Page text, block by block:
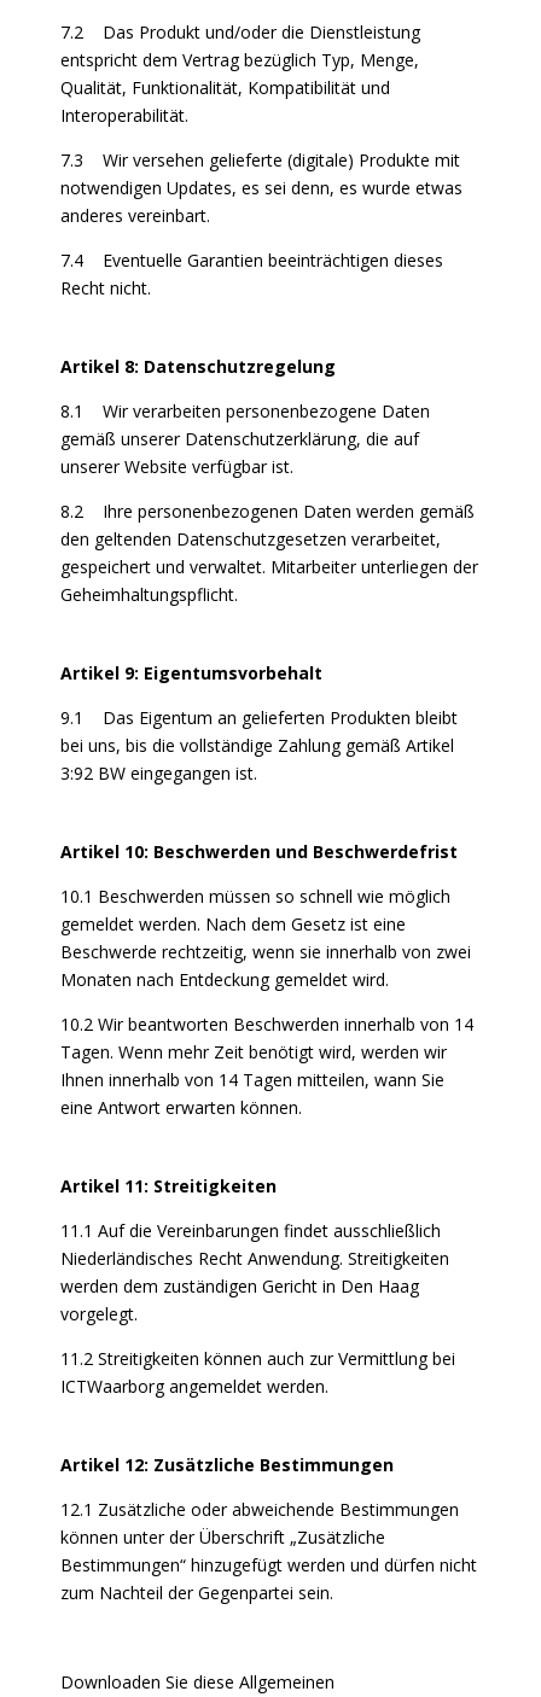
7.2 Das Produkt und/oder die Dienstleistung
entspricht dem Vertrag bezüglich Typ, Menge,
Qualität, Funktionalität, Kompatibilität und
Interoperabilität.
7.3 Wir versehen gelieferte (digitale) Produkte mit
notwendigen Updates, es sei denn, es wurde etwas
anderes vereinbart.
7.4 Eventuelle Garantien beeinträchtigen dieses
Recht nicht.
Artikel 8: Datenschutzregelung
8.1 Wir verarbeiten personenbezogene Daten
gemäß unserer Datenschutzerklärung, die auf
unserer Website verfügbar ist.
8.2 Ihre personenbezogenen Daten werden gemäß
den geltenden Datenschutzgesetzen verarbeitet,
gespeichert und verwaltet. Mitarbeiter unterliegen der
Geheimhaltungspflicht.
Artikel 9: Eigentumsvorbehalt
9.1 Das Eigentum an gelieferten Produkten bleibt
bei uns, bis die vollständige Zahlung gemäß Artikel
3:92 BW eingegangen ist.
Artikel 10: Beschwerden und Beschwerdefrist
10.1 Beschwerden müssen so schnell wie möglich
gemeldet werden. Nach dem Gesetz ist eine
Beschwerde rechtzeitig, wenn sie innerhalb von zwei
Monaten nach Entdeckung gemeldet wird.
10.2 Wir beantworten Beschwerden innerhalb von 14
Tagen. Wenn mehr Zeit benötigt wird, werden wir
Ihnen innerhalb von 14 Tagen mitteilen, wann Sie
eine Antwort erwarten können.
Artikel 11: Streitigkeiten
11.1 Auf die Vereinbarungen findet ausschließlich
Niederländisches Recht Anwendung. Streitigkeiten
werden dem zuständigen Gericht in Den Haag
vorgelegt.
11.2 Streitigkeiten können auch zur Vermittlung bei
ICTWaarborg angemeldet werden.
Artikel 12: Zusätzliche Bestimmungen
12.1 Zusätzliche oder abweichende Bestimmungen
können unter der Überschrift „Zusätzliche
Bestimmungen“ hinzugefügt werden und dürfen nicht
zum Nachteil der Gegenpartei sein.
Downloaden Sie diese Allgemeinen